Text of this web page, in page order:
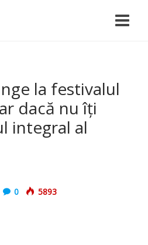
la festivalul
dacă nu îți
integral al
0 5893